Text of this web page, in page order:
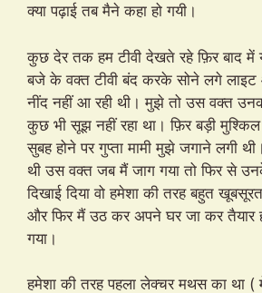
क्या पढ़ाई तब मैने कहा हो गयी।
कुछ देर तक हम टीवी देखते रहे फ़िर बाद में
बजे के वक्त टीवी बंद करके सोने लगे
नींद नहीं आ रही थी। मुझे तो उस वक्त
कुछ भी सूझ नहीं रहा था। फ़िर बड़ी
सुबह होने पर गुप्ता मामी मुझे जगाने लगी
थी उस वक्त जब मैं जाग गया तो फिर से
दिखाई दिया वो हमेशा की तरह बहुत
और फिर मैं उठ कर अपने घर जा कर तैयार
गया।
हमेशा की तरह पहला लेक्चर मथस का था (